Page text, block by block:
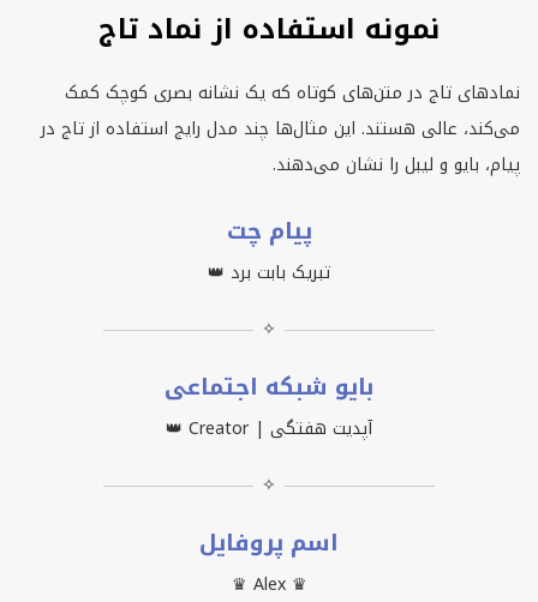
نمونه استفاده از نماد تاج
نمادهای تاج در متن‌های کوتاه که یک نشانه بصری کوچک کمک
می‌کند، عالی هستند. این مثال‌ها چند مدل رایج استفاده از تاج در
پیام، بایو و لیبل را نشان می‌دهند.
پیام چت
تبریک بابت برد 👑
✧
بایو شبکه اجتماعی
👑 Creator | آپدیت هفتگی
✧
اسم پروفایل
♛ Alex ♛